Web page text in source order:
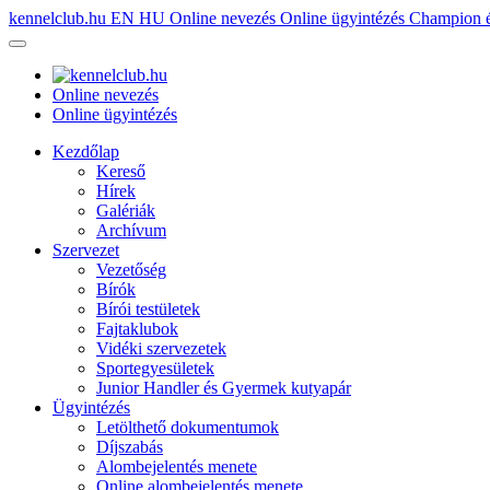
kennelclub.hu EN HU Online nevezés Online ügyintézés Champion
Online nevezés
Online ügyintézés
Kezdőlap
Kereső
Hírek
Galériák
Archívum
Szervezet
Vezetőség
Bírók
Bírói testületek
Fajtaklubok
Vidéki szervezetek
Sportegyesületek
Junior Handler és Gyermek kutyapár
Ügyintézés
Letölthető dokumentumok
Díjszabás
Alombejelentés menete
Online alombejelentés menete